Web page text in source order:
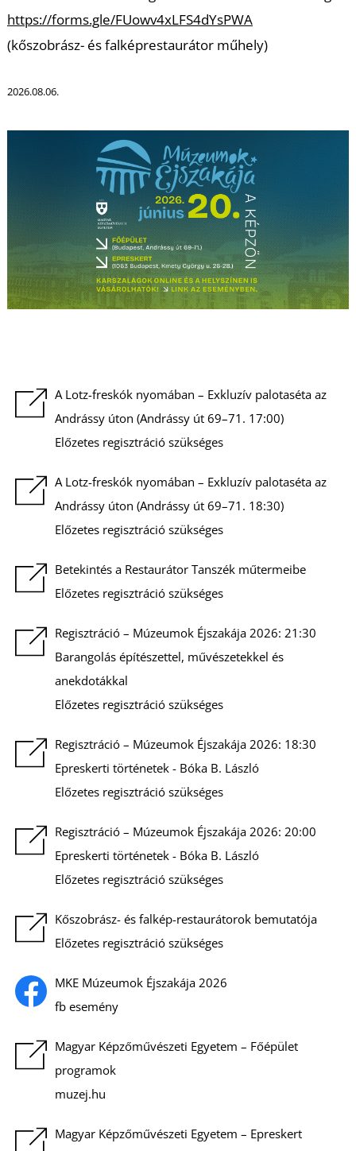
A Lotz-freskók nyomában – Exkluzív palotaséta az
Andrássy úton (Andrássy út 69–71. 17:00)
Előzetes regisztráció szükséges
A Lotz-freskók nyomában – Exkluzív palotaséta az
Andrássy úton (Andrássy út 69–71. 18:30)
Előzetes regisztráció szükséges
Betekintés a Restaurátor Tanszék műtermeibe
Előzetes regisztráció szükséges
Regisztráció – Múzeumok Éjszakája 2026: 21:30
Barangolás építészettel, művészetekkel és
anekdotákkal
Előzetes regisztráció szükséges
Regisztráció – Múzeumok Éjszakája 2026: 18:30
Epreskerti történetek - Bóka B. László
Előzetes regisztráció szükséges
Regisztráció – Múzeumok Éjszakája 2026: 20:00
Epreskerti történetek - Bóka B. László
Előzetes regisztráció szükséges
Kőszobrász- és falkép-restaurátorok bemutatója
Előzetes regisztráció szükséges
MKE Múzeumok Éjszakája 2026
fb esemény
Magyar Képzőművészeti Egyetem – Főépület
programok
muzej.hu
Magyar Képzőművészeti Egyetem – Epreskert
https://forms.gle/FUowv4xLFS4dYsPWA
(kőszobrász- és falképrestaurátor műhely)
2026.08.06.